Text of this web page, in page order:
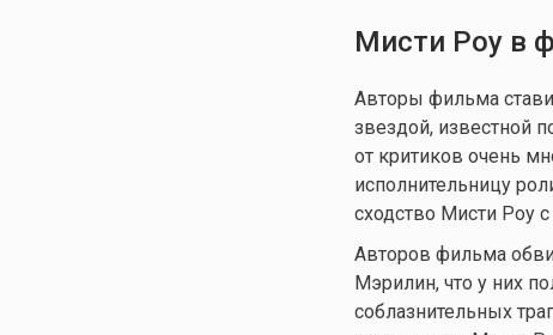
Мисти Роу в
Авторы фильма
звездой, известной
от критиков очень
исполнительницу
сходство Мисти Роу
Авторов фильма
Мэрилин, что у них
соблазнительных